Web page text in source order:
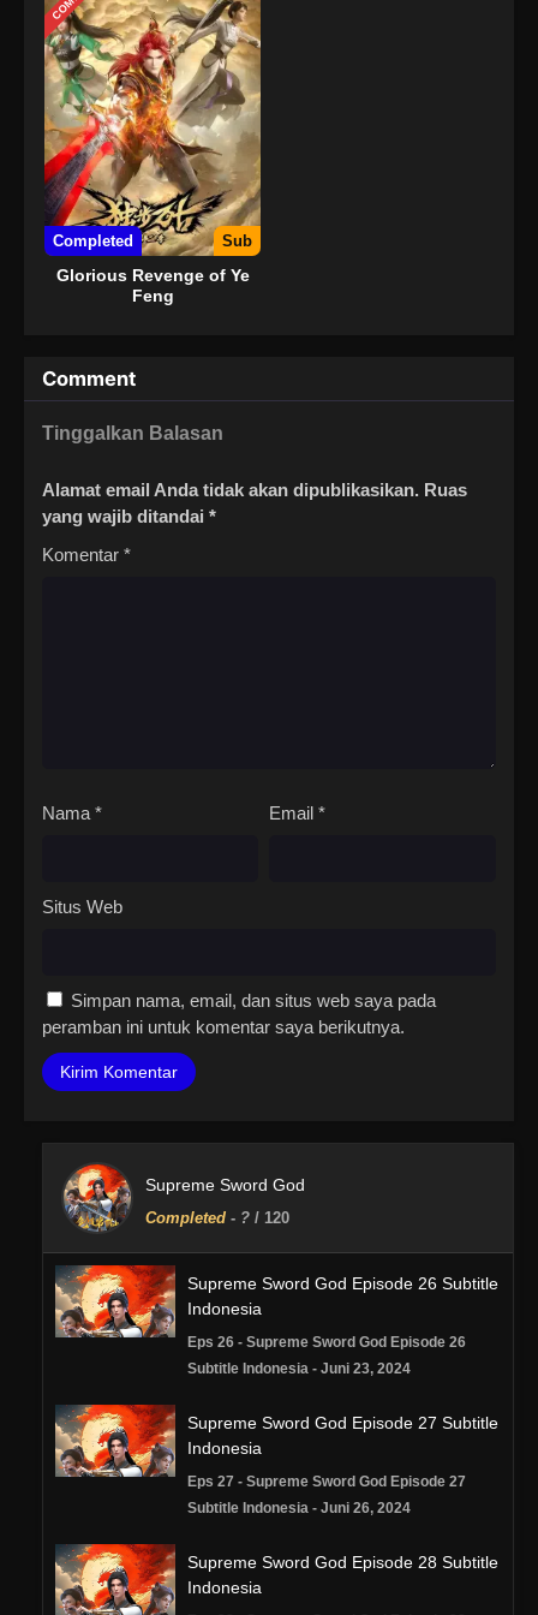
Completed Sub
Glorious Revenge of Ye
Feng
Comment
Tinggalkan Balasan
Alamat email Anda tidak akan dipublikasikan. Ruas
yang wajib ditandai *
Komentar *
Nama * Email *
Situs Web
Simpan nama, email, dan situs web saya pada
peramban ini untuk komentar saya berikutnya.
Supreme Sword God
Completed - ? / 120
Supreme Sword God Episode 26 Subtitle
Indonesia
Eps 26 - Supreme Sword God Episode 26
Subtitle Indonesia - Juni 23, 2024
Supreme Sword God Episode 27 Subtitle
Indonesia
Eps 27 - Supreme Sword God Episode 27
Subtitle Indonesia - Juni 26, 2024
Supreme Sword God Episode 28 Subtitle
Indonesia